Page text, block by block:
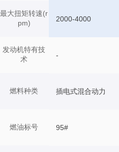
最大扭矩转速(r
pm)
发动机特有技
术
燃料种类
燃油标号
2000-4000
-
插电式混合动力
95#